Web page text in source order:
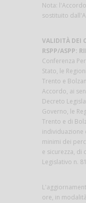
Nota:
sostituito
VALIDITÀ DEI
RSPP/ASPP:
Conferenza
Stato, le
Trento e
Accordo, ai
Decreto
Governo, le
Trento e di
individuazione
minimi dei
e sicurezza, di
Legislativo n.
ore, in